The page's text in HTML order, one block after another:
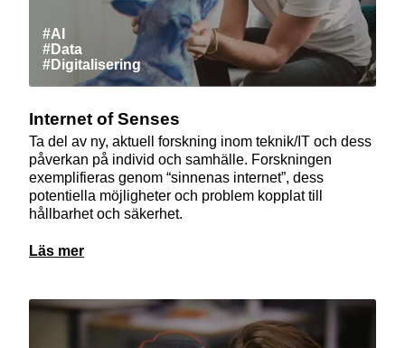
#AI
#Data
#Digitalisering
Internet of Senses
Ta del av ny, aktuell forskning inom teknik/IT och dess
påverkan på individ och samhälle. Forskningen
exemplifieras genom “sinnenas internet”, dess
potentiella möjligheter och problem kopplat till
hållbarhet och säkerhet.
Läs mer